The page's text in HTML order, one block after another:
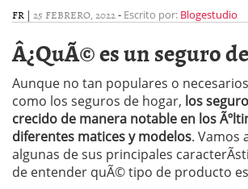
FR | 25 FEBRERO, 2022- Escrito por: Blogestudio
Â¿QuÃ© es un seguro
Aunque no tan populares o
como los seguros de hogar, los
crecido de manera notable en los
diferentes matices y modelos. Vamos
algunas de sus principales
de entender quÃ© tipo de producto